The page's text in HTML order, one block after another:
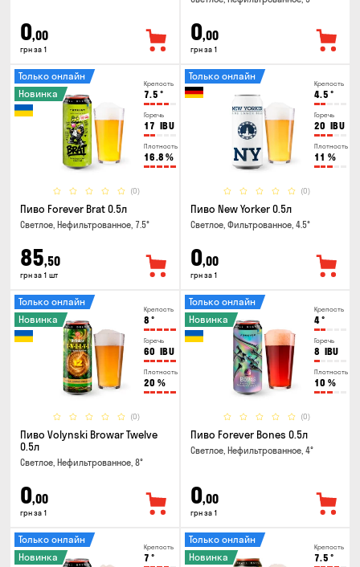
0,00
грн за 1
0,00
грн за 1
Крепость
7.5 °
Горечь
17 IBU
Плотность
16.8 %
(0)
Только онлайн
Новинка
Пиво Forever Brat 0.5л
Светлое, Нефильтрованное, 7.5°
85,50
грн за 1 шт
Крепость
4.5 °
Горечь
20 IBU
Плотность
11 %
(0)
Только онлайн
Пиво New Yorker 0.5л
Светлое, Фильтрованное, 4.5°
0,00
грн за 1
Крепость
8 °
Горечь
60 IBU
Плотность
20 %
(0)
Только онлайн
Новинка
Пиво Volynski Browar Twelve
0.5л
Светлое, Нефильтрованное, 8°
0,00
грн за 1
Крепость
4°
Горечь
8 IBU
Плотность
10 %
(0)
Только онлайн
Новинка
Пиво Forever Bones 0.5л
Светлое, Нефильтрованное, 4°
0,00
грн за 1
Крепость
7 °
Только онлайн
Новинка
Крепость
7.5 °
Только онлайн
Новинка